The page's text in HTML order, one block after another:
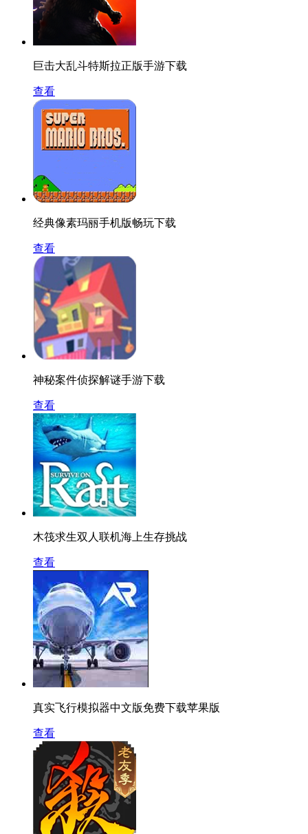
巨击大乱斗特斯拉正版手游下载
查看
经典像素玛丽手机版畅玩下载
查看
神秘案件侦探解谜手游下载
查看
木筏求生双人联机海上生存挑战
查看
真实飞行模拟器中文版免费下载苹果版
查看